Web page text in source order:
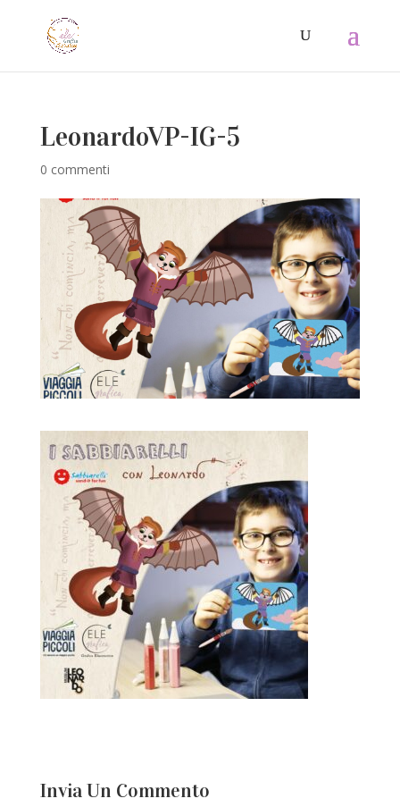
LeonardoVP-IG-5
0 commenti
Invia Un Commento